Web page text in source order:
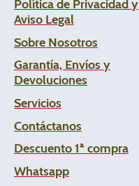
Política de Privacidad y
Aviso Legal
Sobre Nosotros
Garantía, Envíos y
Devoluciones
Servicios
Contáctanos
Descuento 1ª compra
Whatsapp